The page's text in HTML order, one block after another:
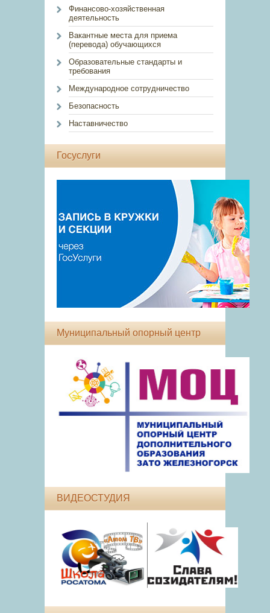
Финансово-хозяйственная
деятельность
Вакантные места для приема
(перевода) обучающихся
Образовательные стандарты и
требования
Международное сотрудничество
Безопасность
Наставничество
Госуслуги
Муниципальный опорный центр
ВИДЕОСТУДИЯ